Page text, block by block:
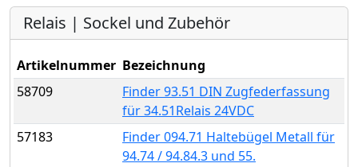
Relais | Sockel und Zubehör
Artikelnummer Bezeichnung
58709
Finder 93.51 DIN Zugfederfassung
für 34.51Relais 24VDC
57183
Finder 094.71 Haltebügel Metall für
94.74 / 94.84.3 und 55.